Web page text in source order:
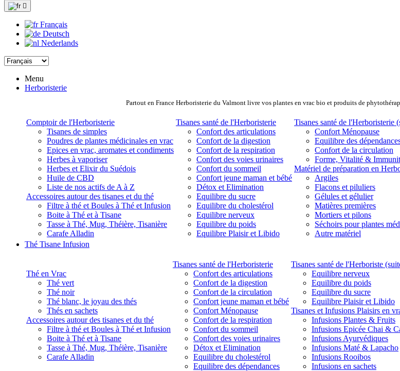

Français
Deutsch
Nederlands
Menu
Herboristerie
Partout en France Herboristerie du Valmont livre vos plantes en vrac bio et produits de
Comptoir de l'Herboristerie
Tisanes de simples
Poudres de plantes médicinales en vrac
Epices en vrac, aromates et condiments
Herbes à vaporiser
Herbes et Elixir du Suédois
Huile de CBD
Liste de nos actifs de A à Z
Accessoires autour des tisanes et du thé
Filtre à thé et Boules à Thé et Infusion
Boite à Thé et à Tisane
Tasse à Thé, Mug, Théière, Tisanière
Carafe Alladin
Tisanes santé de l'Herboristerie
Confort des articulations
Confort de la digestion
Confort de la respiration
Confort des voies urinaires
Confort du sommeil
Confort jeune maman et bébé
Détox et Elimination
Equilibre du sucre
Equilibre du cholestérol
Equilibre nerveux
Equilibre du poids
Equilibre Plaisir et Libido
Tisanes santé de l'Herboristerie
Confort Ménopause
Equilibre des
Confort de la circulation
Forme, Vitalité &
Matériel de préparation en
Argiles
Flacons et piluliers
Gélules et gélulier
Matières premières
Mortiers et pilons
Séchoirs pour plantes
Autre matériel
Thé Tisane Infusion
Thé en Vrac
Thé vert
Thé noir
Thé blanc, le joyau des thés
Thés en sachets
Accessoires autour des tisanes et du thé
Filtre à thé et Boules à Thé et Infusion
Boite à Thé et à Tisane
Tasse à Thé, Mug, Théière, Tisanière
Carafe Alladin
Tisanes santé de l'Herboristerie
Confort des articulations
Confort de la digestion
Confort de la circulation
Confort jeune maman et bébé
Confort Ménopause
Confort de la respiration
Confort du sommeil
Confort des voies urinaires
Détox et Elimination
Equilibre du cholestérol
Equilibre des dépendances
Tisanes santé de l'Herboriste
Equilibre nerveux
Equilibre du poids
Equilibre du sucre
Equilibre Plaisir et Libido
Tisanes et Infusions Plaisirs en
Infusions Plantes & Fruits
Infusions Epicée Chai &
Infusions Ayurvédiques
Infusions Maté & Lapacho
Infusions Rooibos
Infusions en sachets